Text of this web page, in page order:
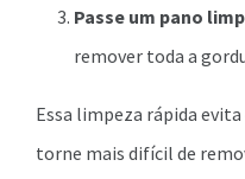
Passe um pano
remover toda a
Essa limpeza rápida
torne mais difícil de